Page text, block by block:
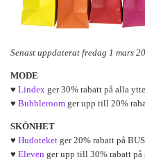
Senast uppdaterat fredag 1 mars
MODE
♥ Lindex ger 30% rabatt på alla
♥ Bubbleroom ger upp till 20%
SKÖNHET
♥ Hudoteket ger 20% rabatt på
♥ Eleven ger upp till 30% rabatt på